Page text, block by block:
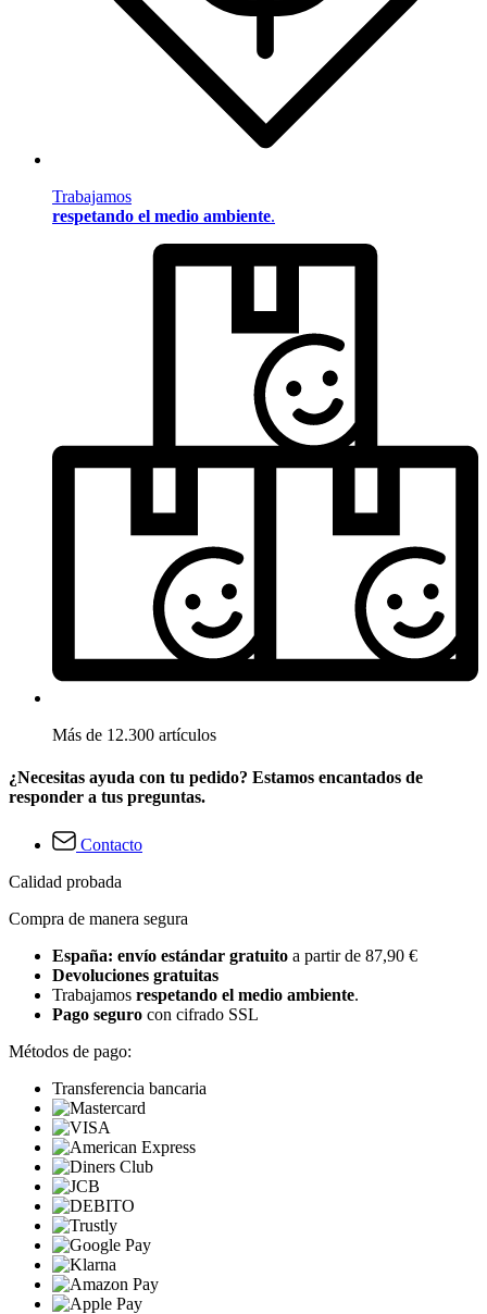
Trabajamos
respetando el medio ambiente.
Más de 12.300 artículos
¿Necesitas ayuda con tu pedido? Estamos encantados de
responder a tus preguntas.
Contacto
Calidad probada
Compra de manera segura
España: envío estándar gratuito a partir de 87,90 €
Devoluciones gratuitas
Trabajamos respetando el medio ambiente.
Pago seguro con cifrado SSL
Métodos de pago:
Transferencia bancaria